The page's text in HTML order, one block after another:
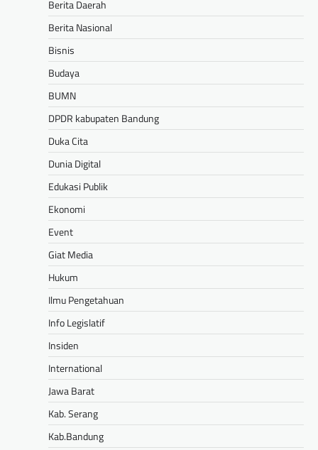
Berita Daerah
Berita Nasional
Bisnis
Budaya
BUMN
DPDR kabupaten Bandung
Duka Cita
Dunia Digital
Edukasi Publik
Ekonomi
Event
Giat Media
Hukum
Ilmu Pengetahuan
Info Legislatif
Insiden
International
Jawa Barat
Kab. Serang
Kab.Bandung